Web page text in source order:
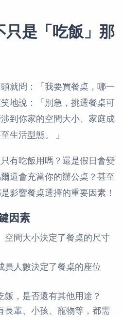
只是「吃飯」那
就問：「我要買餐桌，哪一
地說：「別急，挑選餐桌可
到你家的空間大小、家庭成
生活型態。 」
有吃飯用嗎？還是假日會變
還會充當你的辦公桌？甚至
影響餐桌選擇的重要因素！
因素
空間大小決定了餐桌的尺寸
員人數決定了餐桌的座位
飯，是否還有其他用途？
長輩、小孩、寵物等，都需